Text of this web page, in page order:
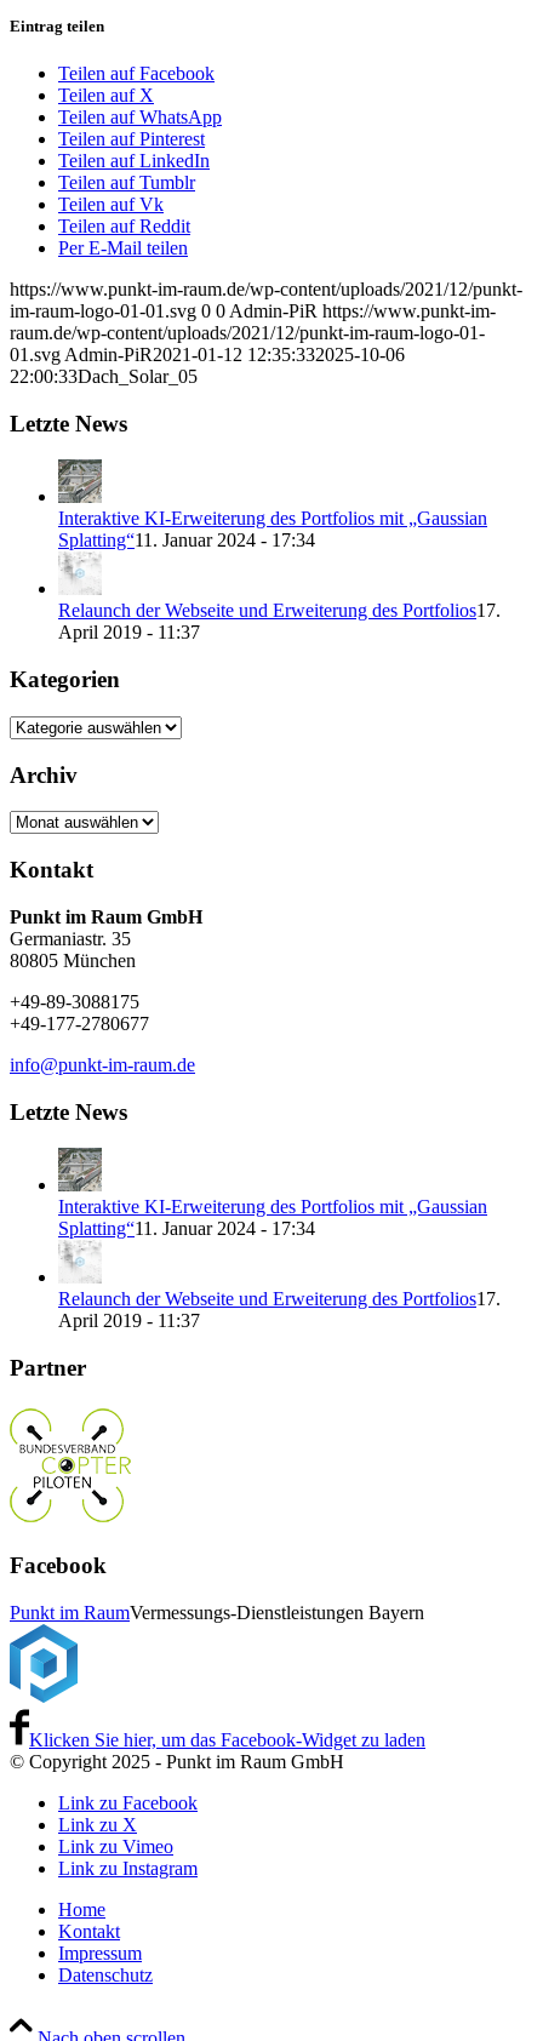
Eintrag teilen
Teilen auf Facebook
Teilen auf X
Teilen auf WhatsApp
Teilen auf Pinterest
Teilen auf LinkedIn
Teilen auf Tumblr
Teilen auf Vk
Teilen auf Reddit
Per E-Mail teilen
https://www.punkt-im-raum.de/wp-content/uploads/2021/12/punkt-
im-raum-logo-01-01.svg 0 0 Admin-PiR https://www.punkt-im-
raum.de/wp-content/uploads/2021/12/punkt-im-raum-logo-01-
01.svg Admin-PiR2021-01-12 12:35:332025-10-06
22:00:33Dach_Solar_05
Letzte News
Interaktive KI-Erweiterung des Portfolios mit „Gaussian
Splatting“11. Januar 2024 - 17:34
Relaunch der Webseite und Erweiterung des Portfolios17.
April 2019 - 11:37
Kategorien
Kategorien
Archiv
Archiv
Kontakt
Punkt im Raum GmbH
Germaniastr. 35
80805 München
+49-89-3088175
+49-177-2780677
info@punkt-im-raum.de
Letzte News
Interaktive KI-Erweiterung des Portfolios mit „Gaussian
Splatting“11. Januar 2024 - 17:34
Relaunch der Webseite und Erweiterung des Portfolios17.
April 2019 - 11:37
Partner
Facebook
Punkt im RaumVermessungs-Dienstleistungen Bayern
Klicken Sie hier, um das Facebook-Widget zu laden
© Copyright 2025 - Punkt im Raum GmbH
Link zu Facebook
Link zu X
Link zu Vimeo
Link zu Instagram
Home
Kontakt
Impressum
Datenschutz